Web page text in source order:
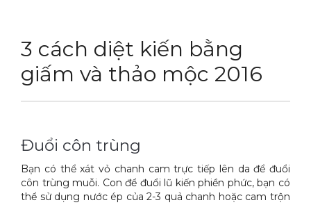
Thuốc diệt kiến Sài Gòn
Thuốc diệt gián Sài Gòn
Thuốc diệt mối Sài Gòn
Máy phun rửa cao cấp
Thiết bị vệ sinh sản phẩm
Dịch vụ tiêu diệt mối tận gốc
Dịch vụ phun thuốc phòng trừ muỗi
Dịch vụ cung ứng thuốc diệt côn trùng
Dịch vụ kiểm soát gián
Dịch vụ phun diệt ruồi gây hại
THỦ THUẬT
Tin tức động vật
Hình ảnh
Sitemap
Video
LIÊN HỆ
3 cách diệt kiến bằng
giấm và thảo mộc 2016
Đuổi côn trùng
Bạn có thể xát vỏ chanh cam trực tiếp lên da để đuổi
côn trùng muỗi. Con để đuổi lũ kiến phiền phức, bạn có
thể sử dụng nước ép của 2-3 quả chanh hoặc cam trộn